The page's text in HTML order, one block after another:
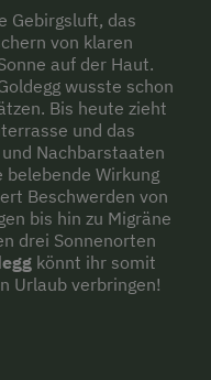
Gebirgsluft, das
von klaren
auf der Haut.
wusste schon
Bis heute zieht
und das
Nachbarstaaten
belebende Wirkung
Beschwerden von
bis hin zu Migräne
drei Sonnenorten
könnt ihr somit
Urlaub verbringen!